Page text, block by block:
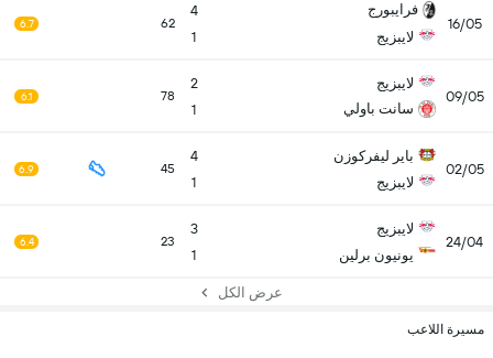
16/05
فرايبورج
لايبزيج
4
1
62
6.7
09/05
لايبزيج
سانت باولي
2
1
78
6.1
02/05
باير ليفركوزن
لايبزيج
4
1
45
6.9
24/04
لايبزيج
يونيون برلين
3
1
23
6.4
عرض الكل
مسيرة اللاعب